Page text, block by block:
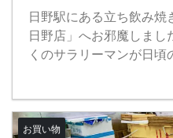
日野駅にある立ち飲み
日野店」へお邪魔しま
くのサラリーマンが日頃
お買い物